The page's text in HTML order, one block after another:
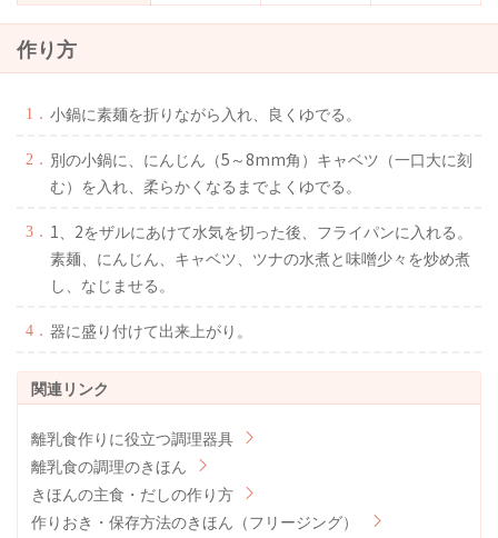
作り方
小鍋に素麺を折りながら入れ、良くゆでる。
別の小鍋に、にんじん（5～8mm角）キャベツ（一口大に刻
む）を入れ、柔らかくなるまでよくゆでる。
1、2をザルにあけて水気を切った後、フライパンに入れる。
素麺、にんじん、キャベツ、ツナの水煮と味噌少々を炒め煮
し、なじませる。
器に盛り付けて出来上がり。
離乳食作りに役立つ調理器具
離乳食の調理のきほん
きほんの主食・だしの作り方
作りおき・保存方法のきほん（フリージング）